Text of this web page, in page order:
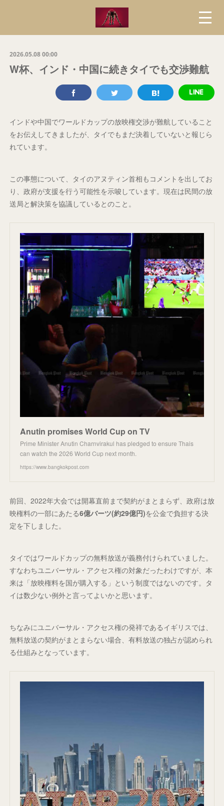
2026.05.08 00:00
W杯、インド・中国に続きタイでも交渉難航
インドや中国でワールドカップの放映権交渉が難航していること
をお伝えしてきましたが、タイでもまだ決着していないと報じら
れています。
この事態について、タイのアヌティン首相もコメントを出してお
り、政府が支援を行う可能性を示唆しています。現在は民間の放
送局と解決策を協議しているとのこと。
Anutin promises World Cup on TV
Prime Minister Anutin Charnvirakul has pledged to ensure Thais
can watch the 2026 World Cup next month.
https://www.bangkokpost.com
前回、2022年大会では開幕直前まで契約がまとまらず、政府は放
映権料の一部にあたる6億バーツ(約29億円)を公金で負担する決
定を下しました。
タイではワールドカップの無料放送が義務付けられていました。
すなわちユニバーサル・アクセス権の対象だったわけですが、本
来は「放映権料を国が購入する」という制度ではないのです。タ
イは数少ない例外と言ってよいかと思います。
ちなみにユニバーサル・アクセス権の発祥であるイギリスでは、
無料放送の契約がまとまらない場合、有料放送の独占が認められ
る仕組みとなっています。